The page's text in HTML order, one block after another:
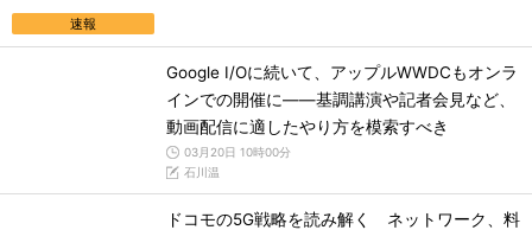
速報
Google I/Oに続いて、アップルWWDCもオンラ
インでの開催に――基調講演や記者会見など、
動画配信に適したやり方を模索すべき
03月20日 10時00分
石川温
ドコモの5G戦略を読み解く ネットワーク、料